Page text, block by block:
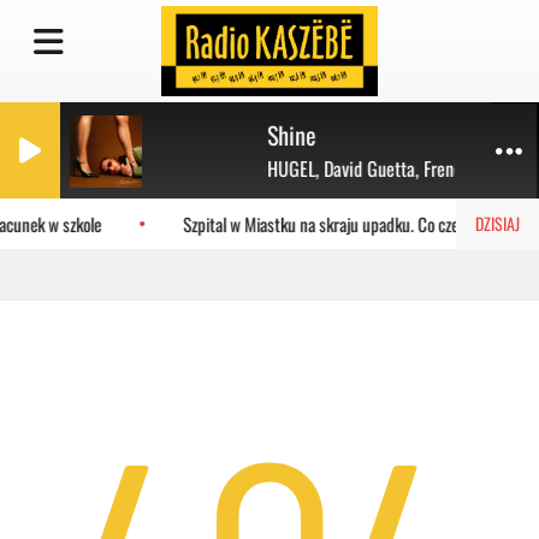
Shine
HUGEL, David Guetta, French
DZISIAJ
w szkole Szpital w Miastku na skraju upadku. Co czeka placówkę?